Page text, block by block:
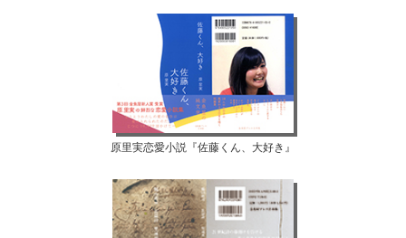
原里実恋愛小説『佐藤くん、大好き』